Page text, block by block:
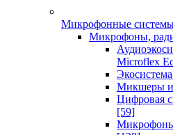
Микрофонные
Микрофоны,
Microflex
Микшеры и
Цифровая
[59]